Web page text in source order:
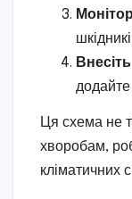
Ця схема не
хворобам,
кліматичних